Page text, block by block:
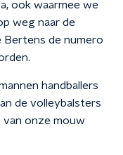
ook waarmee we
weg naar de
Bertens de numero
handballers
de volleybalsters
van onze mouw